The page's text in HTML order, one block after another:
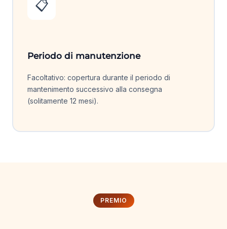
📋
Periodo di manutenzione
Facoltativo: copertura durante il periodo di
mantenimento successivo alla consegna
(solitamente 12 mesi).
PREMIO